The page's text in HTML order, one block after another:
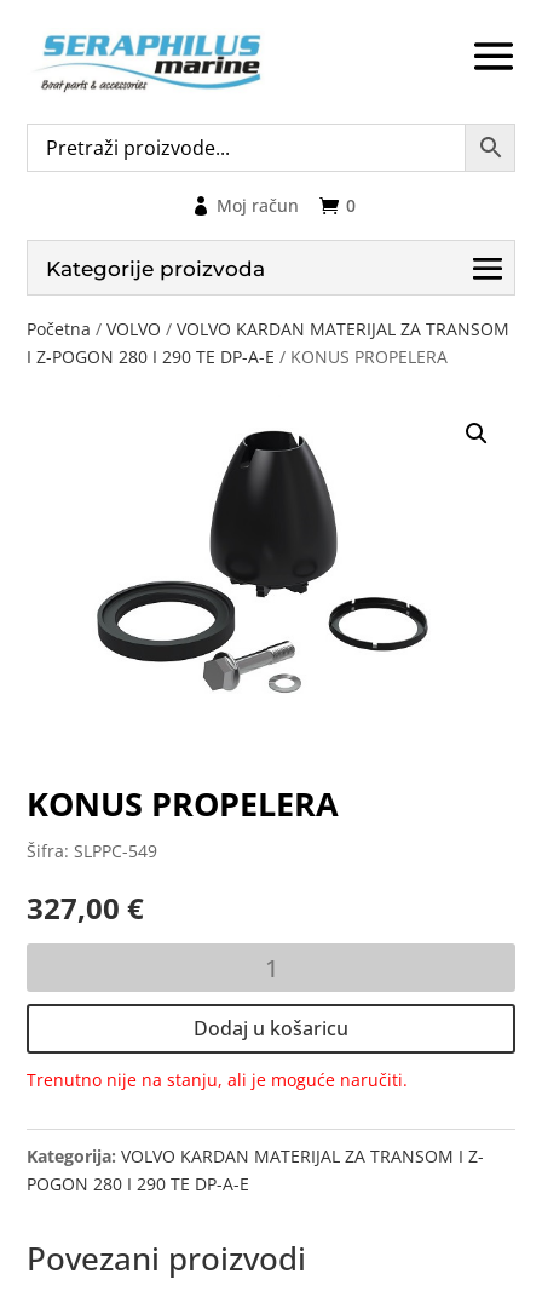
0
Moj račun
Kategorije proizvoda
Početna /VOLVO /VOLVO KARDAN MATERIJAL ZA TRANSOM
I Z-POGON 280 I 290 TE DP-A-E / KONUS PROPELERA
KONUS PROPELERA
Šifra: SLPPC-549
327,00€
količina
Dodaj u košaricu
Trenutno nije na stanju, ali je moguće naručiti.
Kategorija:VOLVO KARDAN MATERIJAL ZA TRANSOM I Z-
POGON 280 I 290 TE DP-A-E
Povezani proizvodi